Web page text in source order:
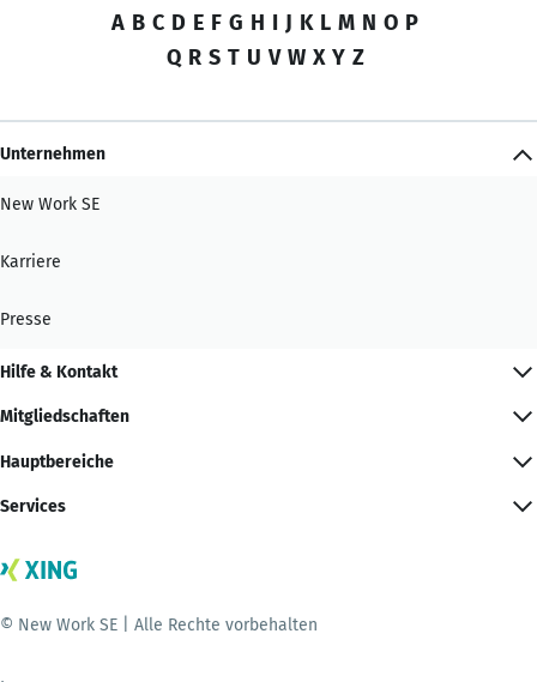
A B C D E F G H I J K L M N O P
Q R S T U V W X Y Z
Unternehmen
New Work SE
Karriere
Presse
Hilfe & Kontakt
Mitgliedschaften
Hauptbereiche
Services
© New Work SE | Alle Rechte vorbehalten